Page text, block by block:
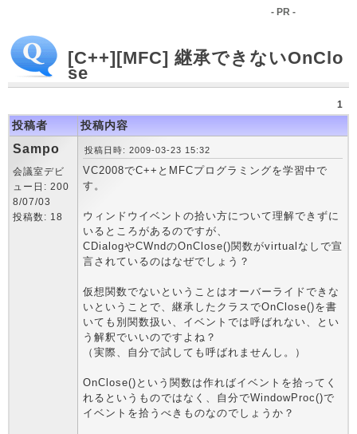
- PR -
[C++][MFC] 継承できないOnClo
se
1
投稿者 投稿内容
Sampo
会議室デビ
ュー日: 200
8/07/03
投稿数: 18
投稿日時: 2009-03-23 15:32
VC2008でC++とMFCプログラミングを学習中で
す。
ウィンドウイベントの拾い方について理解できずに
いるところがあるのですが、
CDialogやCWndのOnClose()関数がvirtualなしで宣
言されているのはなぜでしょう？
仮想関数でないということはオーバーライドできな
いということで、継承したクラスでOnClose()を書
いても別関数扱い、イベントでは呼ばれない、とい
う解釈でいいのですよね？
（実際、自分で試しても呼ばれませんし。）
OnClose()という関数は作ればイベントを拾ってく
れるというものではなく、自分でWindowProc()で
イベントを拾うべきものなのでしょうか？